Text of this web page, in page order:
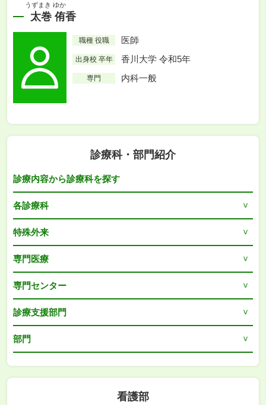
うずまき ゆか
太巻 侑香
職種 役職 医師
出身校 卒年 香川大学 令和5年
専門 内科一般
診療科・部門紹介
診療内容から診療科を探す
各診療科
特殊外来
専門医療
専門センター
診療支援部門
部門
看護部